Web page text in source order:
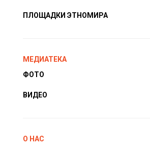
ПЛОЩАДКИ ЭТНОМИРА
МЕДИАТЕКА
ФОТО
ВИДЕО
О НАС